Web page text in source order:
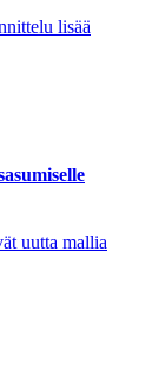
lisää
uutta mallia